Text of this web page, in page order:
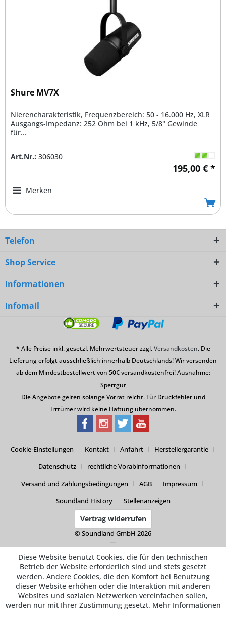
Shure MV7X
Nierencharakteristik, Frequenzbereich: 50 - 16.000 Hz, XLR
Ausgangs-Impedanz: 252 Ohm bei 1 kHz, 5/8" Gewinde
für...
Art.Nr.: 306030
195,00 € *
Merken
Telefon
Shop Service
Informationen
Infomail
* Alle Preise inkl. gesetzl. Mehrwertsteuer zzgl.Versandkosten. Die
Lieferung erfolgt ausschließlich innerhalb Deutschlands! Wir versenden
ab dem Mindestbestellwert von 50€ versandkostenfrei! Ausnahme:
Sperrgut
Die Angebote gelten solange Vorrat reicht. Für Druckfehler und
Irrtümer wird keine Haftung übernommen.
Cookie-Einstellungen Kontakt Anfahrt
Herstellergarantie
Datenschutz
rechtliche Vorabinformationen
Versand und Zahlungsbedingungen
AGB
Impressum
Soundland History
Stellenanzeigen
Vertrag widerrufen
© Soundland GmbH 2026
---
Diese Website benutzt Cookies, die für den technischen
Betrieb der Website erforderlich sind und stets gesetzt
werden. Andere Cookies, die den Komfort bei Benutzung
dieser Website erhöhen oder die Interaktion mit anderen
Websites und sozialen Netzwerken vereinfachen sollen,
werden nur mit Ihrer Zustimmung gesetzt. Mehr Informationen